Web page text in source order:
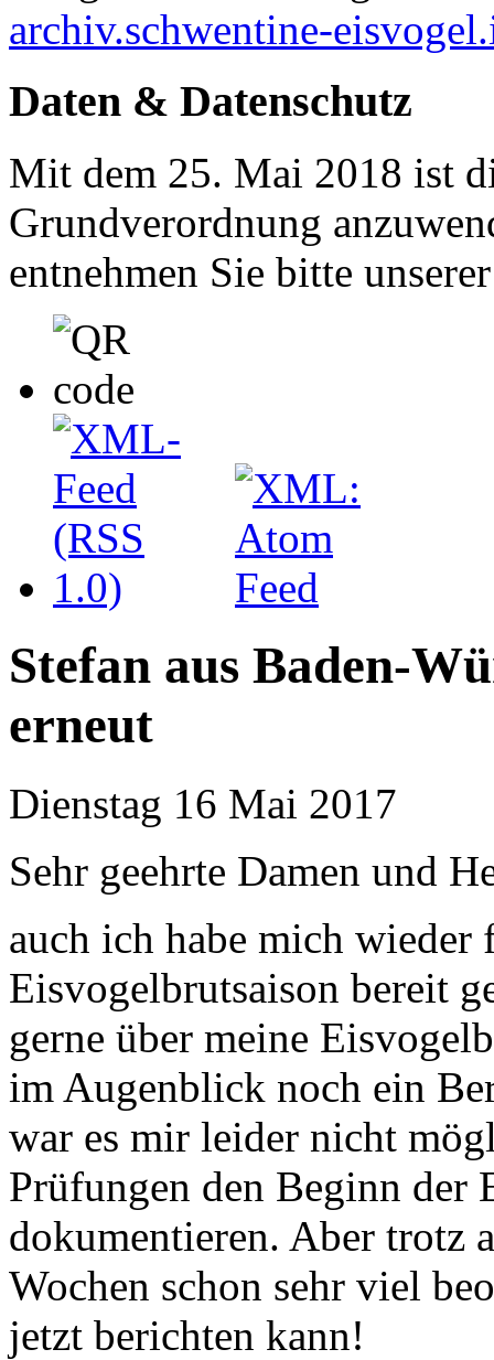
archiv.schwentine-
Daten & Datenschutz
Mit dem 25. Mai 2018 ist
Grundverordnung
entnehmen Sie bitte
Stefan aus Baden-
erneut
Dienstag 16 Mai 2017
Sehr geehrte Damen und
auch ich habe mich wieder
Eisvogelbrutsaison bereit
gerne über meine
im Augenblick noch ein
war es mir leider nicht
Prüfungen den Beginn der
dokumentieren. Aber trotz
Wochen schon sehr viel
jetzt berichten kann!